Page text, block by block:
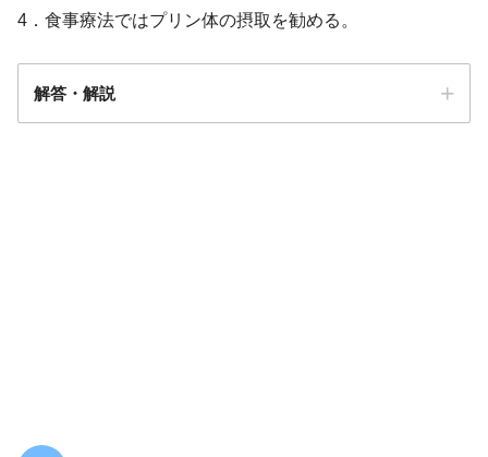
4．食事療法ではプリン体の摂取を勧める。
解答・解説